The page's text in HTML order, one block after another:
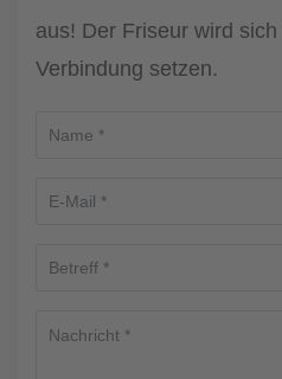
aus! Der Friseur wird
Verbindung setzen.